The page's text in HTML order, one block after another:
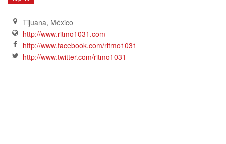
Tijuana, México
http://www.ritmo1031.com
http://www.facebook.com/ritmo1031
http://www.twitter.com/ritmo1031